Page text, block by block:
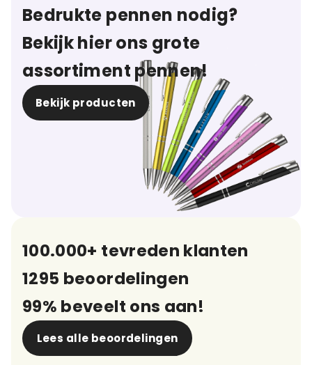
Bedrukte pennen nodig?
Bekijk hier ons grote
assortiment pennen!
Bekijk producten
100.000+ tevreden klanten
1295 beoordelingen
99% beveelt ons aan!
Lees alle beoordelingen